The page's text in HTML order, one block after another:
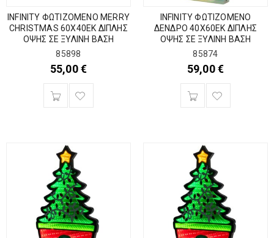
INFINITY ΦΩΤΙΖΟΜΕΝΟ MERRY
CHRISTMAS 60Χ40ΕΚ ΔΙΠΛΗΣ
ΟΨΗΣ ΣΕ ΞΥΛΙΝΗ ΒΑΣΗ
85898
55,00€
INFINITY ΦΩΤΙΖΟΜΕΝΟ
ΔΕΝΔΡΟ 40Χ60ΕΚ ΔΙΠΛΗΣ
ΟΨΗΣ ΣΕ ΞΥΛΙΝΗ ΒΑΣΗ
85874
59,00€